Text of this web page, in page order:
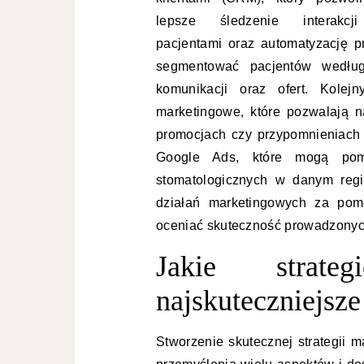
lepsze śledzenie
pacjentami oraz automatyzację
segmentować pacjentów
komunikacji oraz ofert.
marketingowe, które pozwalają
promocjach czy
Google Ads, które mogą
stomatologicznych w danym
działań marketingowych za
oceniać skuteczność
Jakie
Stworzenie skutecznej strategii